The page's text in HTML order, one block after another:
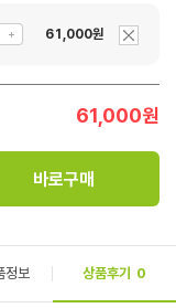
61,000원
61,000원
바로구매
정보 상품후기 0